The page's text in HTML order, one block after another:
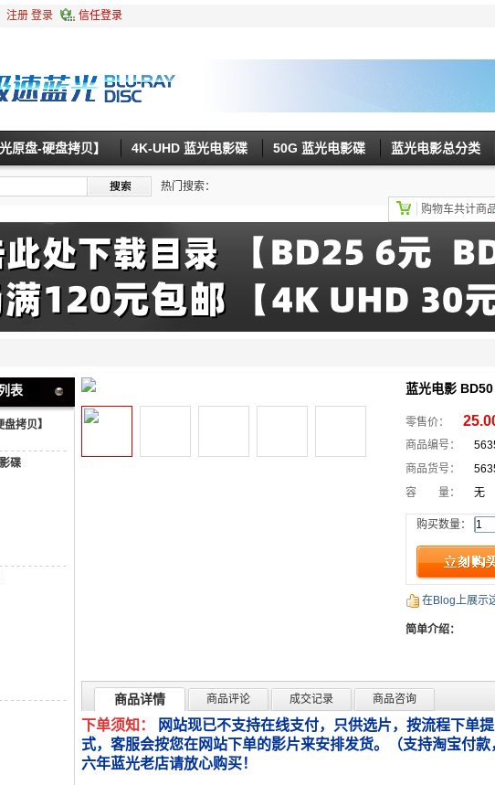
注册 登录 信任登录
原盘-硬盘拷贝】 4K-UHD 蓝光电影碟 50G 蓝光电影碟 蓝光电影总分类
热门搜索：
购物车共计商
表
拷贝】
碟
蓝光电影
零售价：
商品编号：
商品货号：
容 量：
无
购买数量：
在Blog上展示
简单介绍：
商品详情 商品评论 成交记录 商品咨询
下单须知：
网站现已不支持在线支付，只供选片，按流程下单
式，客服会按您在网站下单的影片来安排发货。（支持淘宝付款
六年蓝光老店请放心购买！